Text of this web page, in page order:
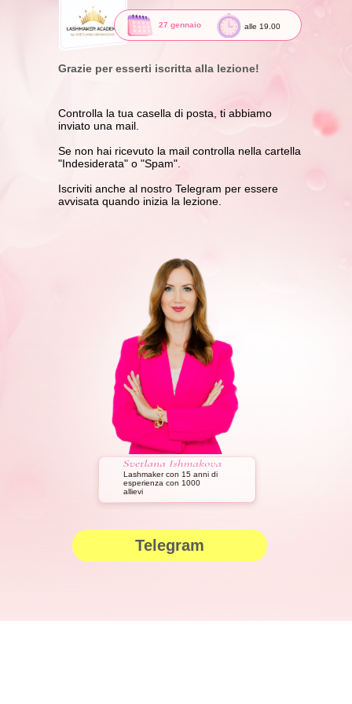
Controlla la tua casella di posta, ti abbiamo
inviato una mail.
Se non hai ricevuto la mail controlla nella cartella
"Indesiderata" o "Spam".
Iscriviti anche al nostro Telegram per essere
avvisata quando inizia la lezione.
Grazie per esserti iscritta alla lezione!
Lashmaker con 15 anni di
esperienza con 1000
allievi
alle 19.00
27 gennaio
Telegram